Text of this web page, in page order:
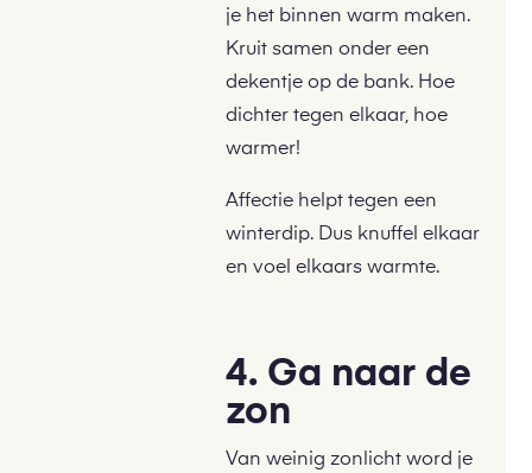
je het binnen warm maken.
Kruit samen onder een
dekentje op de bank. Hoe
dichter tegen elkaar, hoe
warmer!
Affectie helpt tegen een
winterdip. Dus knuffel elkaar
en voel elkaars warmte.
4. Ga naar de
zon
Van weinig zonlicht word je